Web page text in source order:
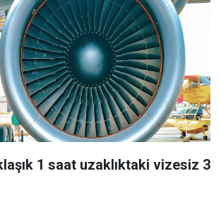
1 saat uzaklıktaki vizesiz 3